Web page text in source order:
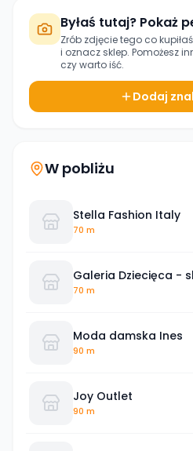
Byłaś tutaj? Pokaż
Zrób zdjęcie tego co
i oznacz sklep. Pomożesz
czy warto iść.
Dodaj
W pobliżu
Stella Fashion Italy
70 m
Galeria Dziecięca -
70 m
Moda damska Ines
90 m
Joy Outlet
90 m